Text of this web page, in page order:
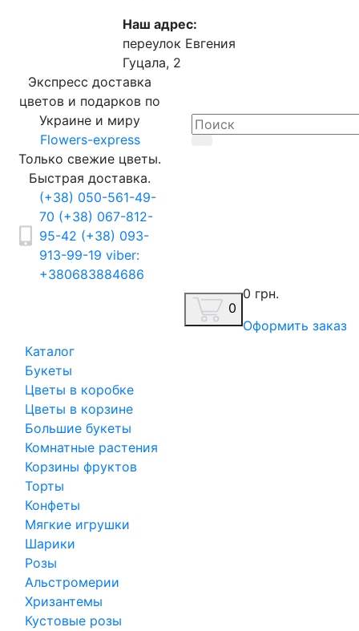
Наш адрес:
переулок Евгения
Гуцала, 2
Экспресс доставка
цветов и подарков по
Украине и миру
Flowers-express
Только свежие цветы.
Быстрая доставка.
(+38) 050-561-49-
70 (+38) 067-812-
95-42 (+38) 093-
913-99-19 viber:
+380683884686
0
0 грн.
Оформить заказ
Каталог
Букеты
Цветы в коробке
Цветы в корзине
Большие букеты
Комнатные растения
Корзины фруктов
Торты
Конфеты
Мягкие игрушки
Шарики
Розы
Альстромерии
Хризантемы
Кустовые розы